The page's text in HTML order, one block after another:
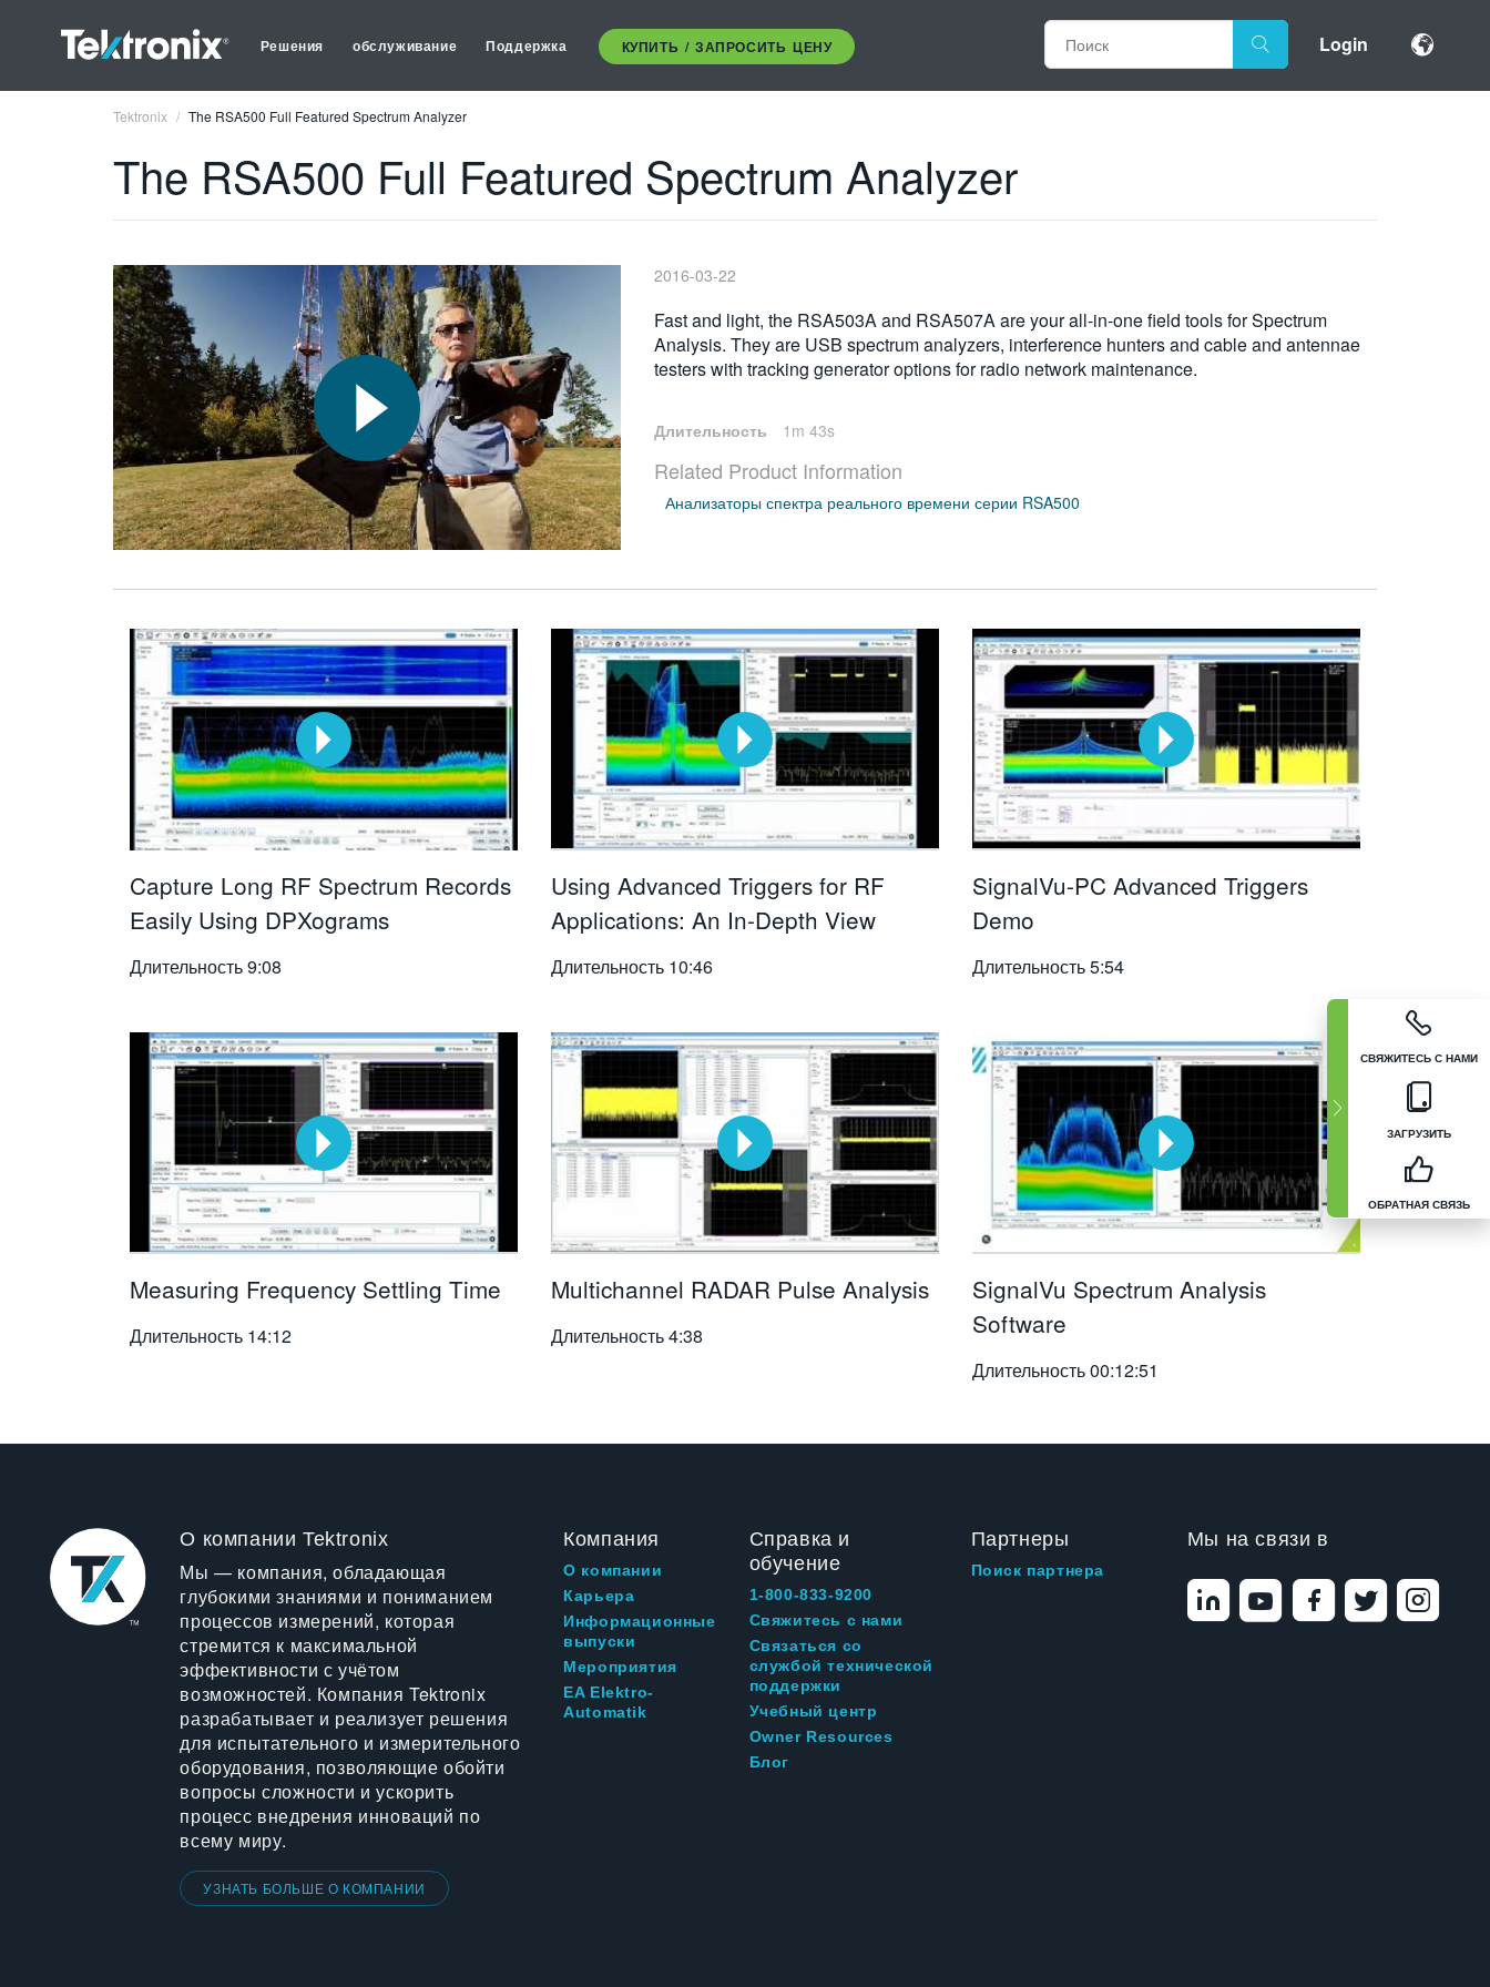
Решения обслуживание Поддержка КУПИТЬ / ЗАПРОСИТЬ ЦЕНУ Login
СВЯЖИТЕСЬ С НАМИ
ЗАГРУЗИТЬ
ОБРАТНАЯ СВЯЗЬ
Tektronix The RSA500 Full Featured Spectrum Analyzer
The RSA500 Full Featured Spectrum Analyzer
2016-03-22
Fast and light, the RSA503A and RSA507A are your all-in-one field tools for Spectrum
Analysis. They are USB spectrum analyzers, interference hunters and cable and antennae
testers with tracking generator options for radio network maintenance.
Длительность 1m 43s
Related Product Information
Анализаторы спектра реального времени серии RSA500
Capture Long RF Spectrum Records
Easily Using DPXograms
Длительность9:08
Using Advanced Triggers for RF
Applications: An In-Depth View
Длительность 10:46
SignalVu-PC Advanced Triggers
Demo
Длительность5:54
Measuring Frequency Settling Time
Длительность 14:12
Multichannel RADAR Pulse Analysis
Длительность4:38
SignalVu Spectrum Analysis
Software
Длительность00:12:51
О компании Tektronix
Мы — компания, обладающая
глубокими знаниями и пониманием
процессов измерений, которая
стремится к максимальной
эффективности с учётом
возможностей. Компания Tektronix
разрабатывает и реализует решения
для испытательного и измерительного
оборудования, позволяющие обойти
вопросы сложности и ускорить
процесс внедрения инноваций по
всему миру.
УЗНАТЬ БОЛЬШЕ О КОМПАНИИ
Компания
О компании
Карьера
Информационные
выпуски
Мероприятия
EA Elektro-
Automatik
Справка и
обучение
1-800-833-9200
Свяжитесь с нами
Связаться со
службой технической
поддержки
Учебный центр
Owner Resources
Блог
Партнеры
Поиск партнера
Мы на связи в